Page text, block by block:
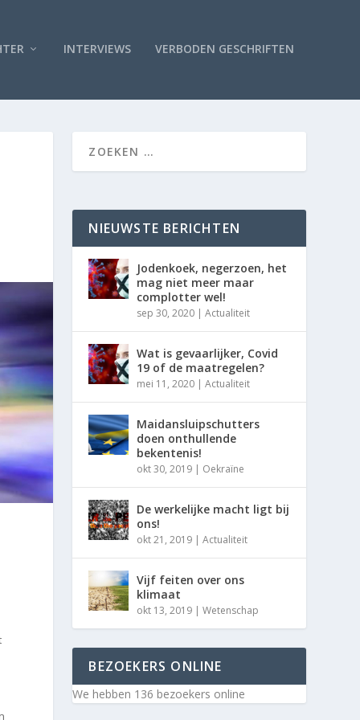
INTERVIEWS VERBODEN GESCHRIFTEN
NIEUWSTE BERICHTEN
Jodenkoek, negerzoen, het
mag niet meer maar
complotter wel!
sep 30, 2020 |Actualiteit
Wat is gevaarlijker, Covid
19 of de maatregelen?
mei 11, 2020 |Actualiteit
Maidansluipschutters
doen onthullende
bekentenis!
okt 30, 2019 | Oekraïne
De werkelijke macht ligt bij
ons!
okt 21, 2019 |Actualiteit
Vijf feiten over ons
klimaat
okt 13, 2019 |Wetenschap
BEZOEKERS ONLINE
We hebben 136 bezoekers online